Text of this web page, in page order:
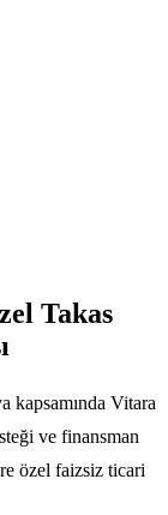
Takas
kapsamında Vitara
ve finansman
özel faizsiz ticari